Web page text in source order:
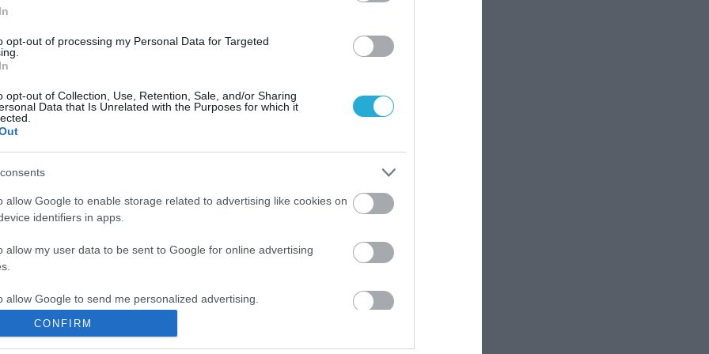
opt-out of processing my Personal Data for Targeted
opt-out of Collection, Use, Retention, Sale, and/or Sharing
Data that Is Unrelated with the Purposes for which it
allow Google to enable storage related to advertising like cookies on
identifiers in apps.
allow my user data to be sent to Google for online advertising
allow Google to send me personalized advertising.
allow Google to enable storage related to analytics like cookies on
CONFIRM
ανάγκη!
σιγουριά να πω ότι «άγγελοι» με σάρκα και οστά συχνάζουν και στη
δική μας πόλη. Είναι εκείνοι οι εθελοντές που χειμώνα-καλοκαίρι, με
πονηρούς, τους πιο «σκληρούς» δρόμους της πρωτεύουσας να
προσφέρουν πληροφόρηση, ελπίδα, ζεστασιά. […]
10.12.2013 14:29
ΦΑΡΜΑΚΑ
Κατακόρυφη αύξηση στη χρήση
αντικαταθλιπτικών
αντικαταθλιπτικών σκευασμάτων. Ο ένας στους δέκα Αμερικανούς
λαμβάνει τέτοια φάρμακα προκειμένου να βελτιωθεί η διάθεσή του,
ετών φτάνει το 25%. Γιατί, όμως, συμβαίνει αυτό; Οι ειδικοί
υποστηρίζουν ότι η κλινική κατάθλιψη είναι συνηθισμένη διαταραχή
[…]
19.08.2013 10:32